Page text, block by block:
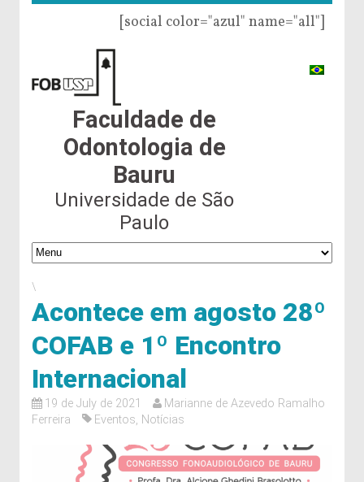
[social color="azul" name="all"]
Faculdade de
Odontologia de
Bauru
Universidade de São
Paulo
\
Acontece em agosto 28º
COFAB e 1º Encontro
Internacional
19 de July de 2021
Marianne de Azevedo Ramalho
Ferreira
Eventos, Notícias